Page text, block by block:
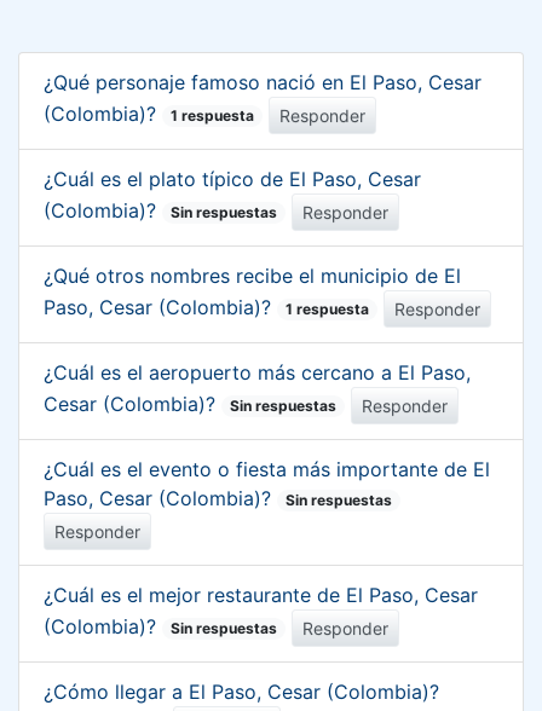
¿Qué personaje famoso nació en El Paso, Cesar
(Colombia)?
1 respuesta Responder
¿Cuál es el plato típico de El Paso, Cesar
(Colombia)?
Sin respuestas Responder
¿Qué otros nombres recibe el municipio de El
Paso, Cesar (Colombia)?
1 respuesta Responder
¿Cuál es el aeropuerto más cercano a El Paso,
Cesar (Colombia)?
Sin respuestas Responder
¿Cuál es el evento o fiesta más importante de El
Paso, Cesar (Colombia)?
Sin respuestas
Responder
¿Cuál es el mejor restaurante de El Paso, Cesar
(Colombia)?
Sin respuestas Responder
¿Cómo llegar a El Paso, Cesar (Colombia)?